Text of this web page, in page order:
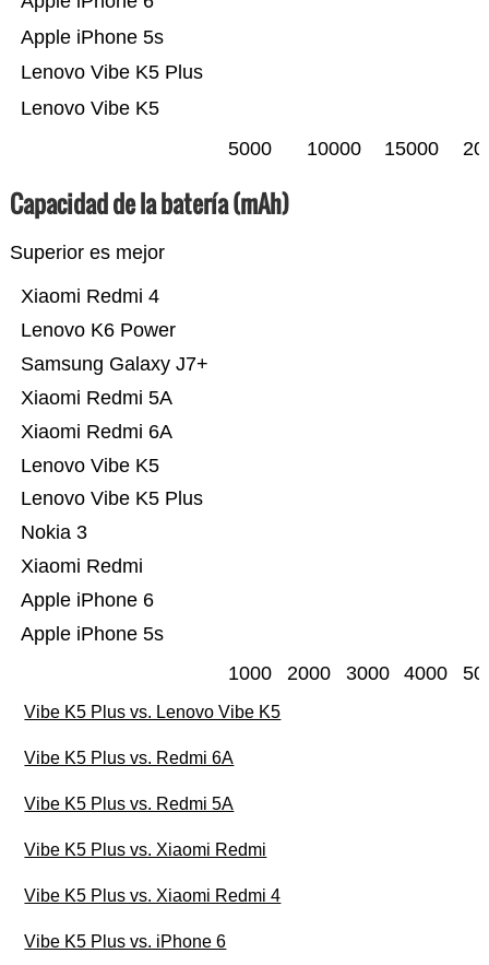
Lenovo Vibe K5
Lenovo Vibe K5 Plus
Apple iPhone 5s
5000 10000 15000
Capacidad de la batería (mAh)
Superior es mejor
Apple iPhone 5s
Apple iPhone 6
Xiaomi Redmi
Nokia 3
Lenovo Vibe K5 Plus
Lenovo Vibe K5
Xiaomi Redmi 6A
Xiaomi Redmi 5A
Samsung Galaxy J7+
Lenovo K6 Power
Xiaomi Redmi 4
1000 2000 3000 4000
Vibe K5 Plus vs. Lenovo Vibe K5
Vibe K5 Plus vs. Redmi 6A
Vibe K5 Plus vs. Redmi 5A
Vibe K5 Plus vs. Xiaomi Redmi
Vibe K5 Plus vs. Xiaomi Redmi 4
Vibe K5 Plus vs. iPhone 6